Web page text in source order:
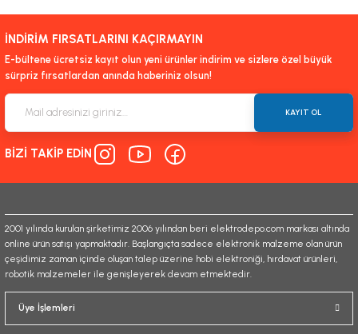
yetersiz gördüğünüz noktaları öneri formunu kullanarak tarafımıza
iletebilirsiniz.
Görüş ve önerileriniz için teşekkür ederiz.
Ürün açıklamasında eksik bilgiler bulunuyor.
Ürün bilgilerinde hatalar bulunuyor.
Ürün fiyatı diğer sitelerden daha pahalı.
Gönder
İNDİRİM FIRSATLARINI KAÇIRMAYIN
E-bültene ücretsiz kayıt olun yeni ürünler indirim ve sizlere özel büyük
sürpriz fırsatlardan anında haberiniz olsun!
KAYIT OL
BİZİ TAKİP EDİN
2001 yılında kurulan şirketimiz 2006 yılından beri elektrodepo.com markası altında
online ürün satışı yapmaktadır. Başlangıçta sadece elektronik malzeme olan ürün
çeşidimiz zaman içinde oluşan talep üzerine hobi elektroniği, hırdavat ürünleri,
robotik malzemeler ile genişleyerek devam etmektedir.
Üye İşlemleri